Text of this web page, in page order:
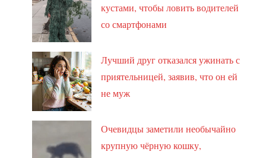
кустами, чтобы ловить водителей
со смартфонами
Лучший друг отказался ужинать с
приятельницей, заявив, что он ей
не муж
Очевидцы заметили необычайно
крупную чёрную кошку,